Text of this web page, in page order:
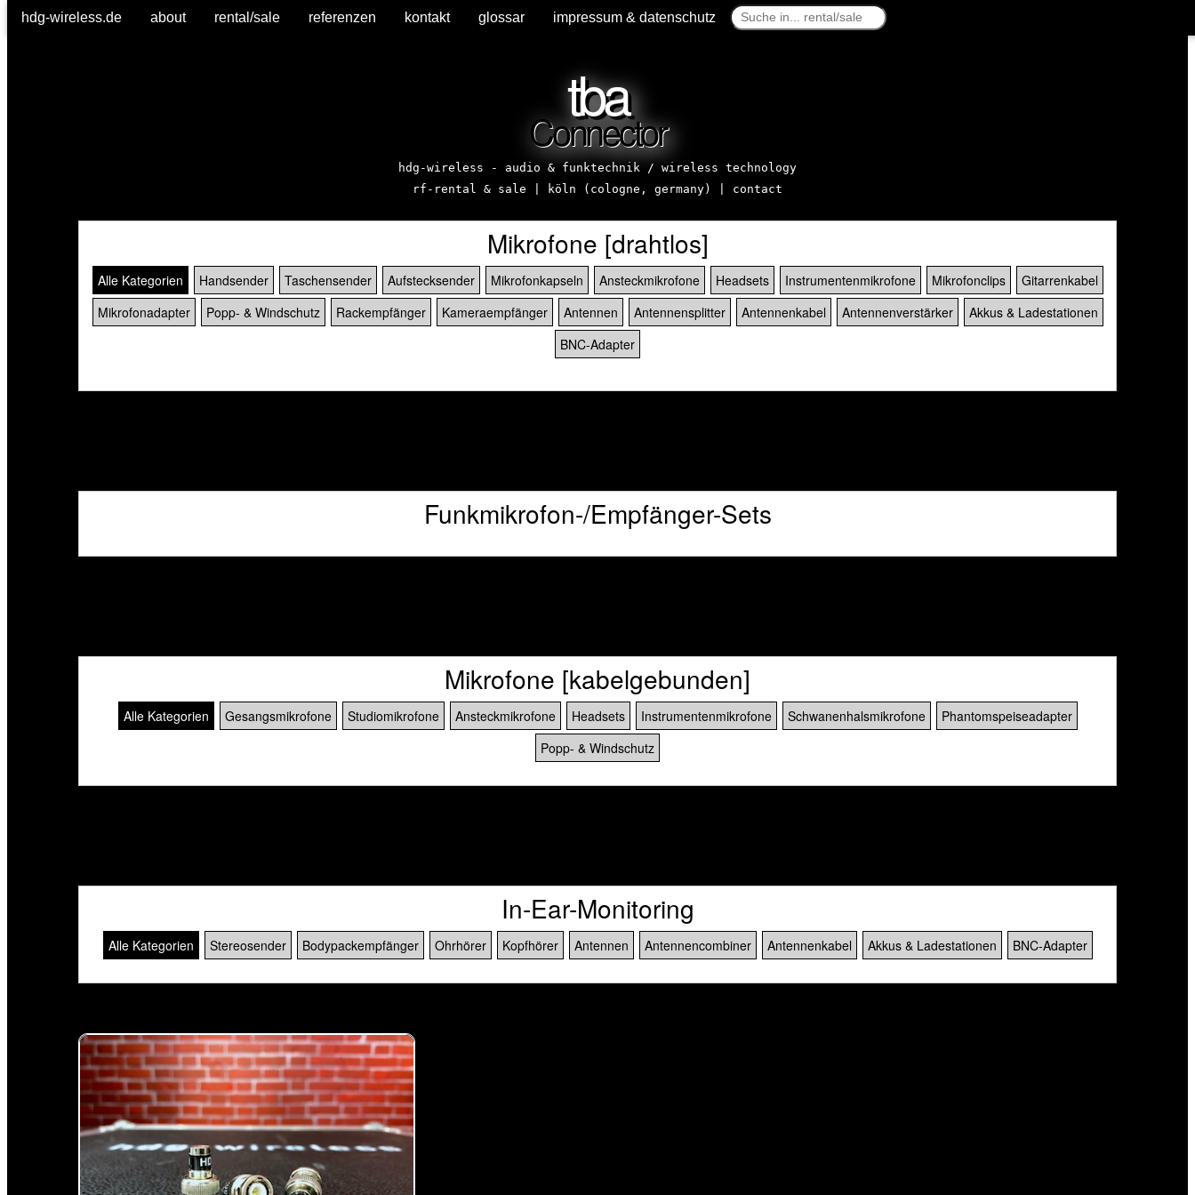
hdg-wireless.de about rental/sale referenzen kontakt glossar impressum & datenschutz
tba
Connector
hdg-wireless - audio & funktechnik / wireless technology
rf-rental & sale | köln (cologne, germany) | contact
Mikrofone [drahtlos]
Alle Kategorien Handsender Taschensender Aufstecksender Mikrofonkapseln Ansteckmikrofone Headsets Instrumentenmikrofone Mikrofonclips
Gitarrenkabel
Mikrofonadapter
Popp- & Windschutz Rackempfänger Kameraempfänger Antennen Antennensplitter Antennenkabel Antennenverstärker
Akkus & Ladestationen
BNC-Adapter
Funkmikrofon-/Empfänger-Sets
Mikrofone [kabelgebunden]
Alle Kategorien Gesangsmikrofone Studiomikrofone Ansteckmikrofone Headsets Instrumentenmikrofone Schwanenhalsmikrofone
Phantomspeiseadapter
Popp- & Windschutz
In-Ear-Monitoring
Alle Kategorien Stereosender Bodypackempfänger Ohrhörer Kopfhörer Antennen Antennencombiner Antennenkabel Akkus & Ladestationen BNC-Adapter